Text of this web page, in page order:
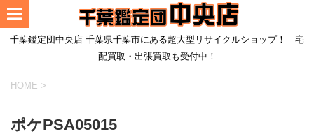
千葉鑑定団中央店 千葉県千葉市にある超大型リサイクルショップ！ 宅
配買取・出張買取も受付中！
HOME >
ポケPSA05015